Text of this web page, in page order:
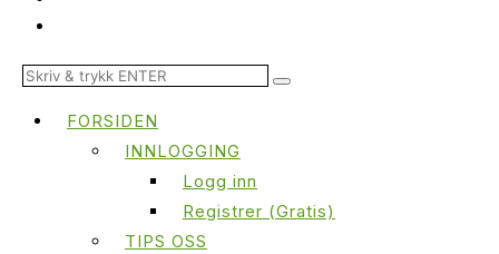
FORSIDEN
INNLOGGING
Logg inn
Registrer (Gratis)
TIPS OSS